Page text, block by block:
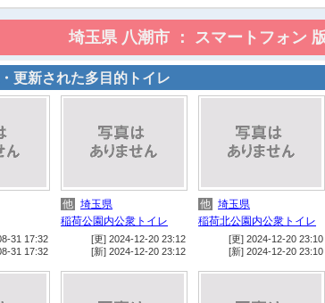
コ
コ
店
コ
店
更新された多目的トイレ
31 17:32
31 17:32
他 埼玉県
稲荷公園内公衆トイレ
[更] 2024-12-20 23:12
[新] 2024-12-20 23:12
他 埼玉県
稲荷北公園内公衆トイレ
[更] 2024-12-20 23:10
[新] 2024-12-20 23:10